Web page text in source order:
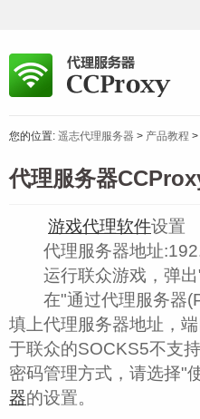
您的位置: 遥志代理服务器 > 产品教程 >
代理服务器
游戏代理软件设置
代理服务器地址
运行联众游戏，弹出"
在"通过代理服务器
填上代理服务器地址，
于联众的SOCKS5不支
密码管理方式，请选择"
器的设置。